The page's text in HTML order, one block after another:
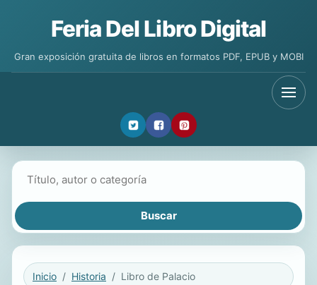
Feria Del Libro Digital
Gran exposición gratuita de libros en formatos PDF, EPUB y MOBI
Inicio Historia Libro de Palacio